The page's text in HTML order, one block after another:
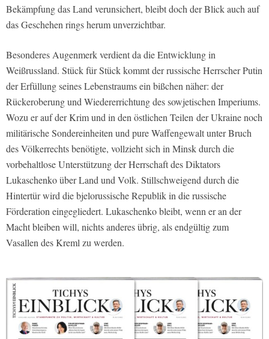
Bekämpfung das Land verunsichert, bleibt doch der Blick auch auf
das Geschehen rings herum unverzichtbar.
Besonderes Augenmerk verdient da die Entwicklung in
Weißrussland. Stück für Stück kommt der russische Herrscher Putin
der Erfüllung seines Lebenstraums ein bißchen näher: der
Rückeroberung und Wiedererrichtung des sowjetischen Imperiums.
Wozu er auf der Krim und in den östlichen Teilen der Ukraine noch
militärische Sondereinheiten und pure Waffengewalt unter Bruch
des Völkerrechts benötigte, vollzieht sich in Minsk durch die
vorbehaltlose Unterstützung der Herrschaft des Diktators
Lukaschenko über Land und Volk. Stillschweigend durch die
Hintertür wird die bjelorussische Republik in die russische
Förderation eingegliedert. Lukaschenko bleibt, wenn er an der
Macht bleiben will, nichts anderes übrig, als endgültig zum
Vasallen des Kreml zu werden.